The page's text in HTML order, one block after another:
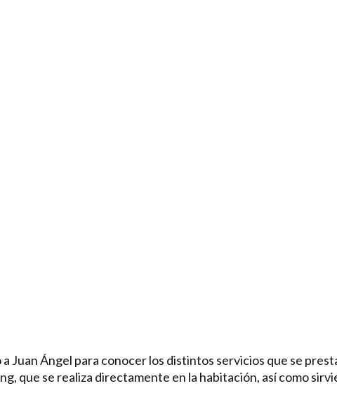
Juan Ángel para conocer los distintos servicios que se
que se realiza directamente en la habitación, así como